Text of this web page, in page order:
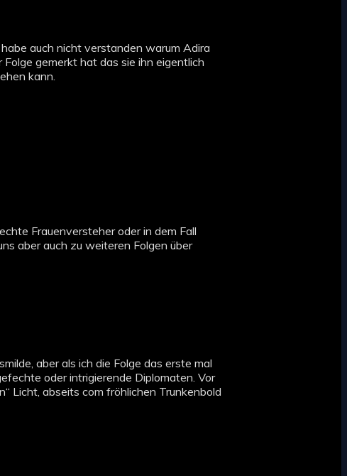
auch nicht verstanden warum Adira
gemerkt hat das sie ihn eigentlich
kann.
Frauenversteher oder in dem Fall
aber auch zu weiteren Folgen über
aber als ich die Folge das erste mal
oder intrigierende Diplomaten. Vor
Licht, abseits com fröhlichen Trunkenbold